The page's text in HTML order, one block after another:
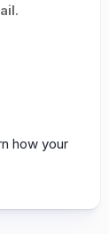
how your